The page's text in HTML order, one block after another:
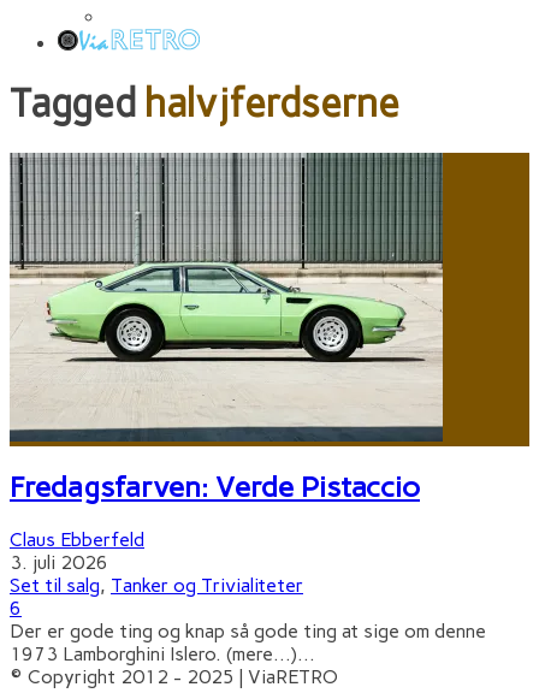
Tagged halvjferdserne
Fredagsfarven: Verde Pistaccio
Claus Ebberfeld
3. juli 2026
Set til salg, Tanker og Trivialiteter
6
Der er gode ting og knap så gode ting at sige om denne
1973 Lamborghini Islero. (mere…)...
© Copyright 2012 - 2025 | ViaRETRO